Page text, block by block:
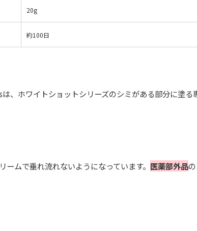
20g
約100日
、ホワイトショットシリーズのシミがある部分に塗る
ームで垂れ流れないようになっています。 医薬部外品